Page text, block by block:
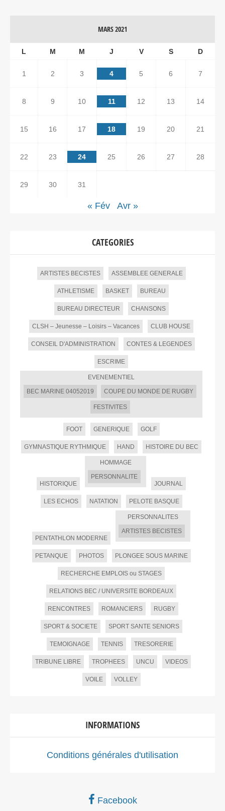
MARS 2021
L M M J V S D
1 2 3 4 5 6 7
8 9 10 11 12 13 14
15 16 17 18 19 20 21
22 23 24 25 26 27 28
29 30 31
« Fév Avr »
CATEGORIES
ARTISTES BECISTES ASSEMBLEE GENERALE
ATHLETISME BASKET BUREAU
BUREAU DIRECTEUR CHANSONS
CLSH – Jeunesse – Loisirs – Vacances CLUB HOUSE
CONSEIL D'ADMINISTRATION CONTES & LEGENDES
ESCRIME
EVENEMENTIEL
BEC MARINE 04052019
COUPE DU MONDE DE RUGBY
FESTIVITES
FOOT GENERIQUE GOLF
GYMNASTIQUE RYTHMIQUE HAND HISTOIRE DU BEC
HISTORIQUE
HOMMAGE
PERSONNALITE
JOURNAL
LES ECHOS NATATION PELOTE BASQUE
PENTATHLON MODERNE
PERSONNALITES
ARTISTES BECISTES
PETANQUE PHOTOS PLONGEE SOUS MARINE
RECHERCHE EMPLOIS ou STAGES
RELATIONS BEC / UNIVERSITE BORDEAUX
RENCONTRES ROMANCIERS RUGBY
SPORT & SOCIETE SPORT SANTE SENIORS
TEMOIGNAGE TENNIS TRESORERIE
TRIBUNE LIBRE TROPHEES UNCU VIDEOS
VOILE VOLLEY
INFORMATIONS
Conditions générales d'utilisation
Facebook